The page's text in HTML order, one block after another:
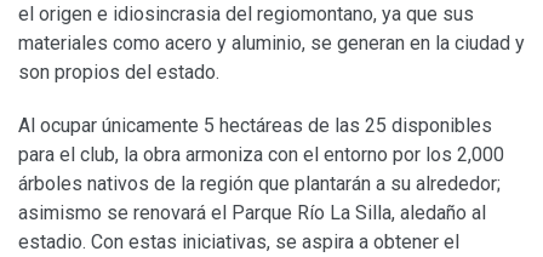
el origen e idiosincrasia del regiomontano, ya que sus
materiales como acero y aluminio, se generan en la ciudad y
son propios del estado.
Al ocupar únicamente 5 hectáreas de las 25 disponibles
para el club, la obra armoniza con el entorno por los 2,000
árboles nativos de la región que plantarán a su alrededor;
asimismo se renovará el Parque Río La Silla, aledaño al
estadio. Con estas iniciativas, se aspira a obtener el